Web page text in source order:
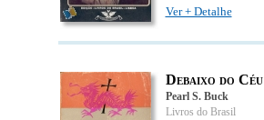
Ver + Detalhe
Debaixo do Céu
Pearl S. Buck
Livros do Brasil